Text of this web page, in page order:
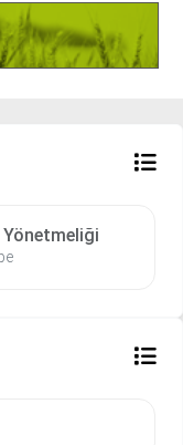
Yönetmeliği